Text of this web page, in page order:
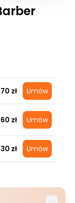
70 zł Umów
60 zł Umów
zł Umów